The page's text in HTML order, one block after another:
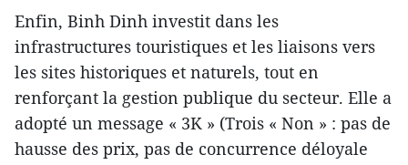
Enfin, Binh Dinh investit dans les
infrastructures touristiques et les liaisons vers
les sites historiques et naturels, tout en
renforçant la gestion publique du secteur. Elle a
adopté un message « 3K » (Trois « Non » : pas de
hausse des prix, pas de concurrence déloyale